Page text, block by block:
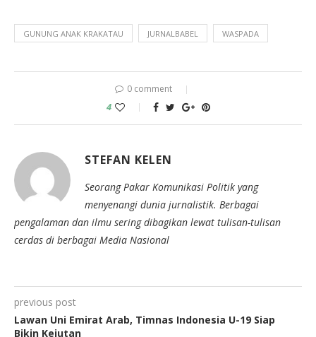
GUNUNG ANAK KRAKATAU JURNALBABEL WASPADA
0 comment
4
STEFAN KELEN
Seorang Pakar Komunikasi Politik yang
menyenangi dunia jurnalistik. Berbagai
pengalaman dan ilmu sering dibagikan lewat tulisan-tulisan
cerdas di berbagai Media Nasional
previous post
Lawan Uni Emirat Arab, Timnas Indonesia U-19 Siap
Bikin Kejutan